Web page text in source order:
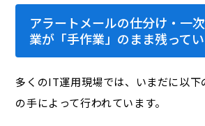
アラートメールの仕分け・一
業が「手作業」のまま残って
多くのIT運用現場では、いまだに以下
の手によって行われています。